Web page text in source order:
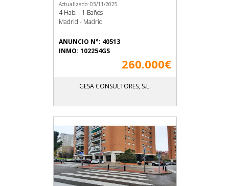
Actualizado: 03/11/2025
4 Hab. - 1 Baños
Madrid - Madrid
ANUNCIO N°: 40513
INMO: 102254GS
260.000€
GESA CONSULTORES, S.L.